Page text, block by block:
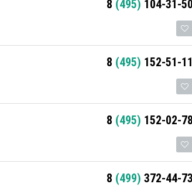
8 (495) 104-31-50
8 (495) 152-51-11
8 (495) 152-02-78
8 (499) 372-44-73